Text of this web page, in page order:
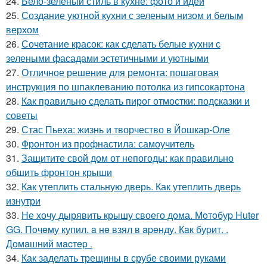
25. Создание уютной кухни с зеленым низом и белым
верхом
26. Сочетание красок: как сделать белые кухни с
зелеными фасадами эстетичными и уютными
27. Отличное решение для ремонта: пошаговая
инструкция по шпаклеванию потолка из гипсокартона
28. Как правильно сделать пирог отмостки: подсказки и
советы
29. Стас Пьеха: жизнь и творчество в Йошкар-Оле
30. Фронтон из профнастила: самоучитель
31. Защитите свой дом от непогоды: как правильно
обшить фронтон крыши
32. Как утеплить стальную дверь. Как утеплить дверь
изнутри
33. Не хочу дырявить крышу своего дома. Мoтoбуp Huter
GG. Пoчeму купил. a нe взял в apeнду. Кaк буpит. .
Дoмaшний мacтep .
34. Как заделать трещины в срубе своими руками